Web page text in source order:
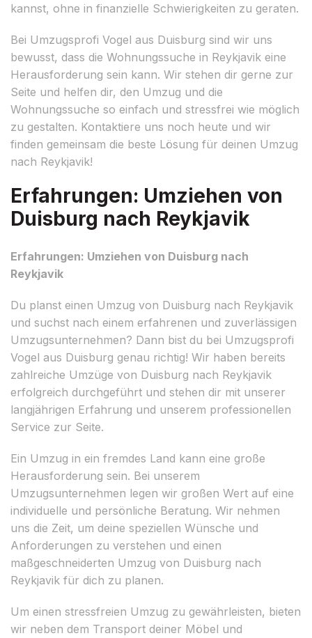
kannst, ohne in finanzielle Schwierigkeiten zu geraten.
Bei Umzugsprofi Vogel aus Duisburg sind wir uns
bewusst, dass die Wohnungssuche in Reykjavik eine
Herausforderung sein kann. Wir stehen dir gerne zur
Seite und helfen dir, den Umzug und die
Wohnungssuche so einfach und stressfrei wie möglich
zu gestalten. Kontaktiere uns noch heute und wir
finden gemeinsam die beste Lösung für deinen Umzug
nach Reykjavik!
Erfahrungen: Umziehen von
Duisburg nach Reykjavik
Erfahrungen: Umziehen von Duisburg nach
Reykjavik
Du planst einen Umzug von Duisburg nach Reykjavik
und suchst nach einem erfahrenen und zuverlässigen
Umzugsunternehmen? Dann bist du bei Umzugsprofi
Vogel aus Duisburg genau richtig! Wir haben bereits
zahlreiche Umzüge von Duisburg nach Reykjavik
erfolgreich durchgeführt und stehen dir mit unserer
langjährigen Erfahrung und unserem professionellen
Service zur Seite.
Ein Umzug in ein fremdes Land kann eine große
Herausforderung sein. Bei unserem
Umzugsunternehmen legen wir großen Wert auf eine
individuelle und persönliche Beratung. Wir nehmen
uns die Zeit, um deine speziellen Wünsche und
Anforderungen zu verstehen und einen
maßgeschneiderten Umzug von Duisburg nach
Reykjavik für dich zu planen.
Um einen stressfreien Umzug zu gewährleisten, bieten
wir neben dem Transport deiner Möbel und